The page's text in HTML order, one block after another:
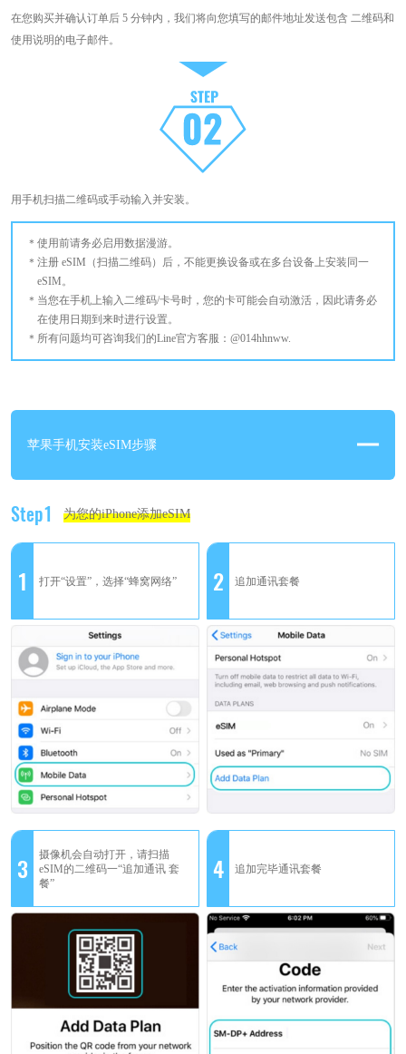
在您购买并确认订单后 5 分钟内，我们将向您填写的邮件地址发送包含 二维码和
使用说明的电子邮件。
用手机扫描二维码或手动输入并安装。
使用前请务必启用数据漫游。
注册 eSIM（扫描二维码）后，不能更换设备或在多台设备上安装同一
eSIM。
当您在手机上输入二维码/卡号时，您的卡可能会自动激活，因此请务必
在使用日期到来时进行设置。
所有问题均可咨询我们的Line官方客服：@014hhnww.
苹果手机安装eSIM步骤
Step1 为您的iPhone添加eSIM
1 打开“设置”，选择“蜂窝网络” 2 追加通讯套餐
3
摄像机会自动打开，请扫描
eSIM的二维码一“追加通讯 套
餐”
4 追加完毕通讯套餐